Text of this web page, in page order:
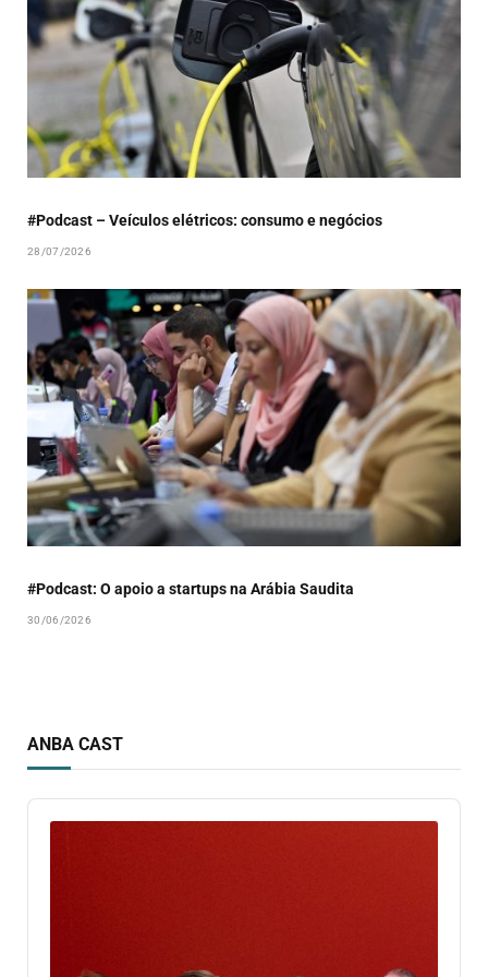
#Podcast – Veículos elétricos: consumo e negócios
28/07/2026
#Podcast: O apoio a startups na Arábia Saudita
30/06/2026
ANBA CAST
Audio
Player